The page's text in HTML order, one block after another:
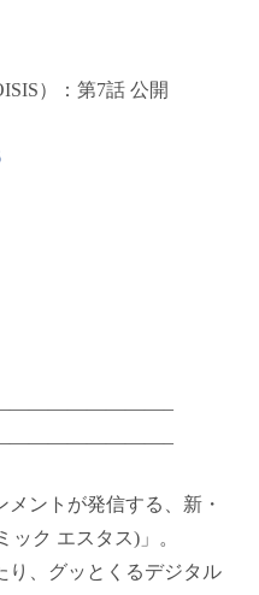
）：第7話 公開
ントが発信する、新・
ック エスタス)」。
り、グッとくるデジタル